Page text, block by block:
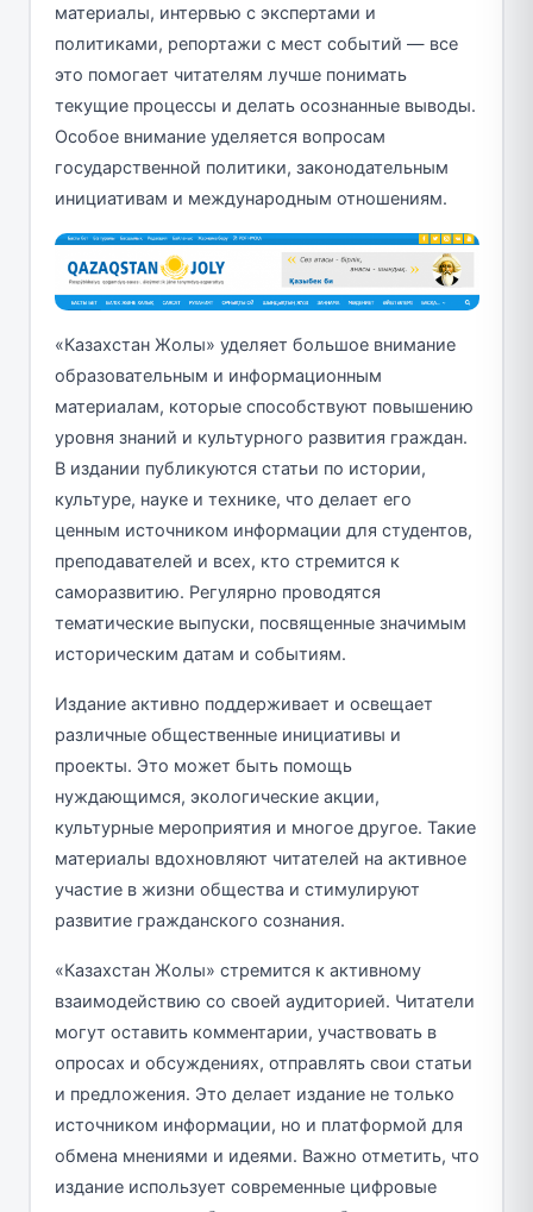
материалы, интервью с экспертами и
политиками, репортажи с мест событий — все
это помогает читателям лучше понимать
текущие процессы и делать осознанные выводы.
Особое внимание уделяется вопросам
государственной политики, законодательным
инициативам и международным отношениям.
«Казахстан Жолы» уделяет большое внимание
образовательным и информационным
материалам, которые способствуют повышению
уровня знаний и культурного развития граждан.
В издании публикуются статьи по истории,
культуре, науке и технике, что делает его
ценным источником информации для студентов,
преподавателей и всех, кто стремится к
саморазвитию. Регулярно проводятся
тематические выпуски, посвященные значимым
историческим датам и событиям.
Издание активно поддерживает и освещает
различные общественные инициативы и
проекты. Это может быть помощь
нуждающимся, экологические акции,
культурные мероприятия и многое другое. Такие
материалы вдохновляют читателей на активное
участие в жизни общества и стимулируют
развитие гражданского сознания.
«Казахстан Жолы» стремится к активному
взаимодействию со своей аудиторией. Читатели
могут оставить комментарии, участвовать в
опросах и обсуждениях, отправлять свои статьи
и предложения. Это делает издание не только
источником информации, но и платформой для
обмена мнениями и идеями. Важно отметить, что
издание использует современные цифровые